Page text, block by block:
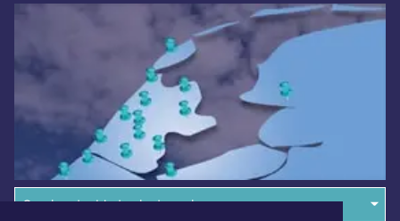
Overige dagbladen in de regio